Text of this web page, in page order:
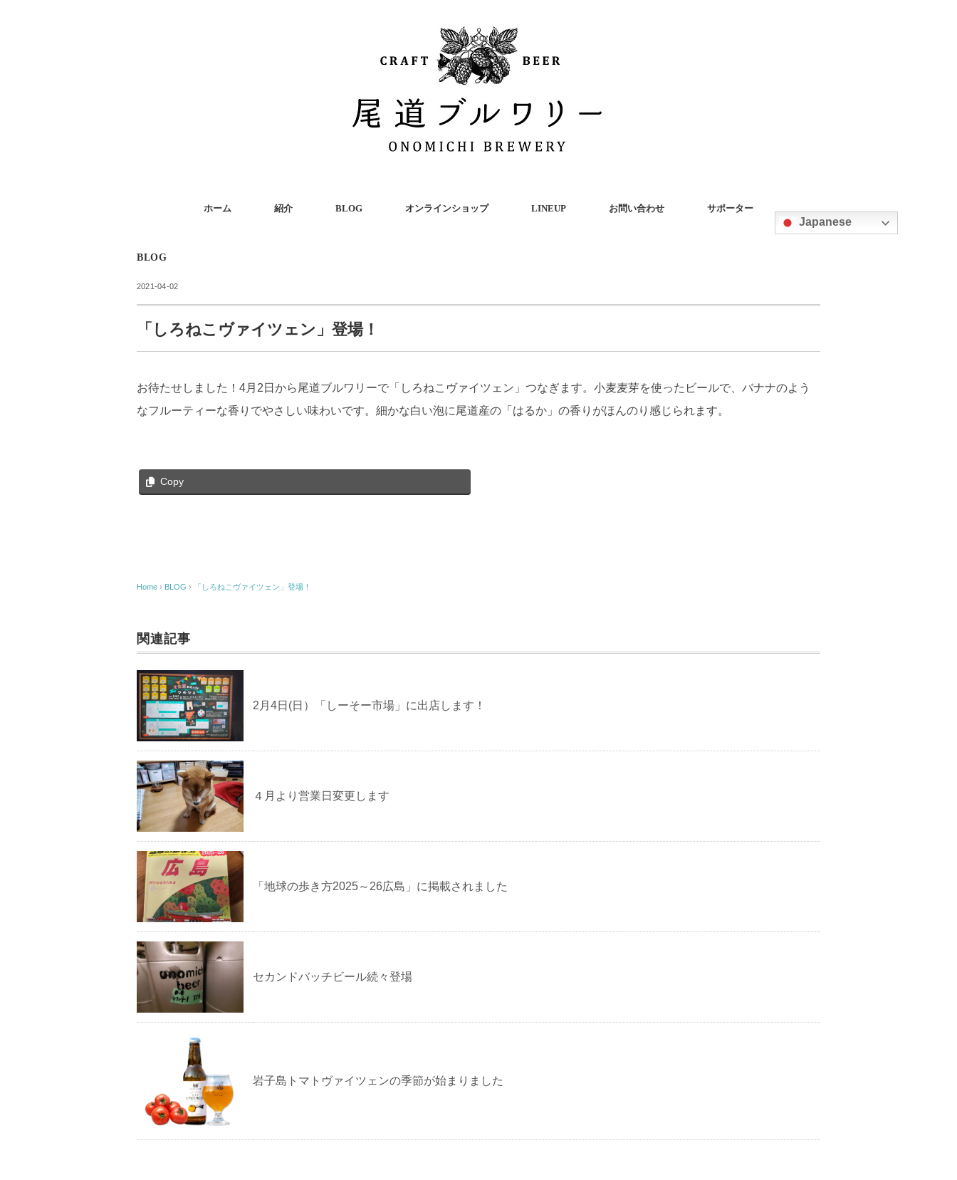
ホーム 紹介 BLOG オンラインショップ LINEUP お問い合わせ サポーター
Japanese
BLOG
2021-04-02
「しろねこヴァイツェン」登場！
お待たせしました！4月2日から尾道ブルワリーで「しろねこヴァイツェン」つなぎます。小麦麦芽を使ったビールで、バナナのよう
なフルーティーな香りでやさしい味わいです。細かな白い泡に尾道産の「はるか」の香りがほんのり感じられます。
Copy
Home › BLOG › 「しろねこヴァイツェン」登場！
関連記事
2月4日(日）「しーそー市場」に出店します！
４月より営業日変更します
「地球の歩き方2025～26広島」に掲載されました
セカンドバッチビール続々登場
岩子島トマトヴァイツェンの季節が始まりました